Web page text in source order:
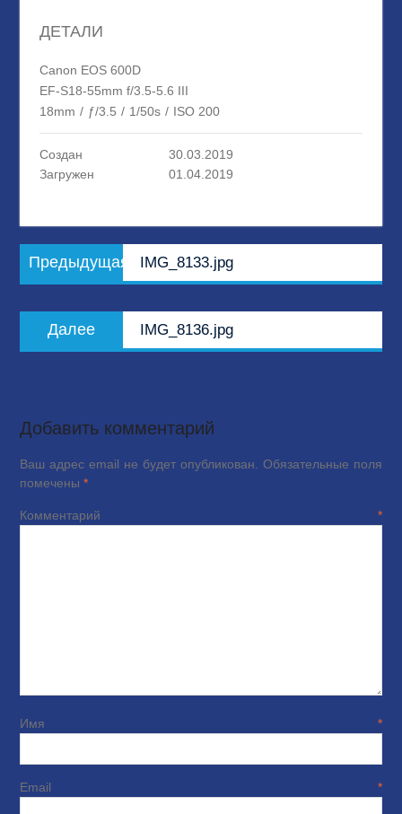
ДЕТАЛИ
Canon EOS 600D
EF-S18-55mm f/3.5-5.6 III
18mm / ƒ/3.5 / 1/50s / ISO 200
Создан
30.03.2019
Загружен
01.04.2019
Навигация
по
Предыдущая
запись:
IMG_8133.jpg
Далее
запись:
IMG_8136.jpg
Добавить комментарий
Ваш адрес email не будет опубликован.
Обязательные поля
помечены *
Комментарий*
Имя*
Email*